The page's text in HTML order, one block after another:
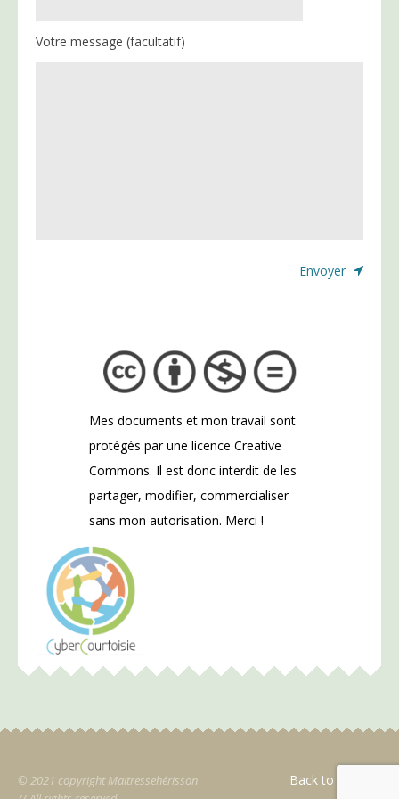
Votre message (facultatif)
Mes documents et mon travail sont
protégés par une licence Creative
Commons. Il est donc interdit de les
partager, modifier, commercialiser
sans mon autorisation. Merci !
© 2021 copyright Maitressehérisson
Back to Top